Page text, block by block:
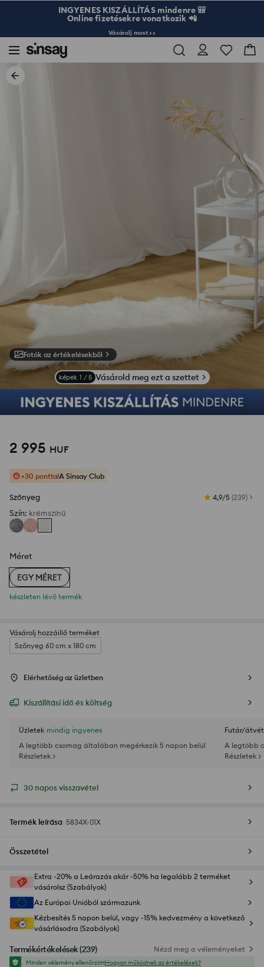
INGYENES KISZÁLLÍTÁS mindenre 🎒
Online fizetésekre vonatkozik 📲
Vásárolj most >>
Fotók az értékelésekből
képek 1 / 5 Vásárold meg ezt a szettet
2 995 HUF
+30 ponttalA Sinsay Club
Szőnyeg 4,9/5 (239)
Szín: krémszínű
Méret
EGY MÉRET
készleten lévő termék
Vásárolj hozzáillő terméket
Szőnyeg 60 cm x 180 cm
Elérhetőség az üzletben
Kiszállítási idő és költség
Üzletek mindig ingyenes
A legtöbb csomag általában megérkezik 5 napon belül
Részletek >
Futár/
A legtöbb
Részletek >
30 napos visszavétel
Termék leírása 5834X-01X
Összetétel
Extra -20% a Leárazás akár -50% ha legalább 2 terméket
vásárolsz (Szabályok)
Az Európai Unióból származunk
Kézbesítés 5 napon belül, vagy -15% kedvezmény a következő
vásárlásodra (Szabályok)
Termékértékelések(239) Nézd meg a véleményeket
Minden vélemény ellenőrzöttHogyan működnek az értékelések?